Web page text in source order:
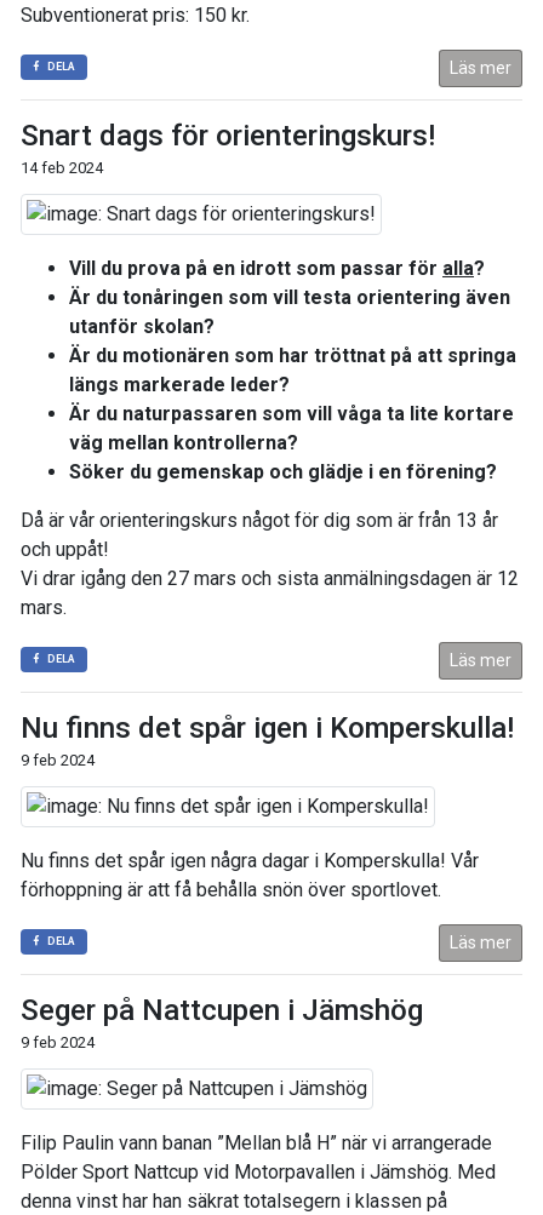
Subventionerat pris: 150 kr.
DELA Läs mer
Snart dags för orienteringskurs!
14 feb 2024
Vill du prova på en idrott som passar för alla?
Är du tonåringen som vill testa orientering även
utanför skolan?
Är du motionären som har tröttnat på att springa
längs markerade leder?
Är du naturpassaren som vill våga ta lite kortare
väg mellan kontrollerna?
Söker du gemenskap och glädje i en förening?
Då är vår orienteringskurs något för dig som är från 13 år
och uppåt!
Vi drar igång den 27 mars och sista anmälningsdagen är 12
mars.
DELA Läs mer
Nu finns det spår igen i Komperskulla!
9 feb 2024
Nu finns det spår igen några dagar i Komperskulla! Vår
förhoppning är att få behålla snön över sportlovet.
DELA Läs mer
Seger på Nattcupen i Jämshög
9 feb 2024
Filip Paulin vann banan ”Mellan blå H” när vi arrangerade
Pölder Sport Nattcup vid Motorpavallen i Jämshög. Med
denna vinst har han säkrat totalsegern i klassen på